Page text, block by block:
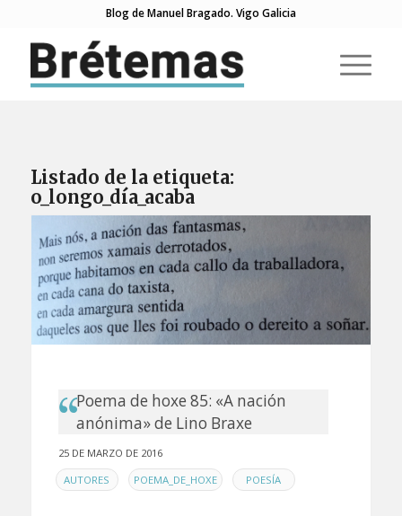
Blog de Manuel Bragado. Vigo Galicia
Listado de la etiqueta:
o_longo_día_acaba
Poema de hoxe 85: «A nación
anónima» de Lino Braxe
25 DE MARZO DE 2016
EN AUTORES , POEMA_DE_HOXE , POESÍA